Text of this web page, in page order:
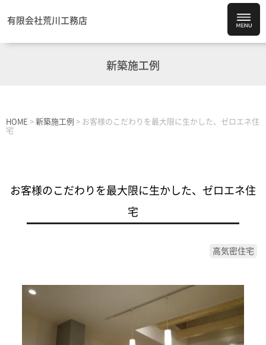
有限会社荒川工務店
新築施工例
HOME > 新築施工例 > お客様のこだわりを最大限に生かした、ゼロエネ住
宅
お客様のこだわりを最大限に生かした、ゼロエネ住
宅
高気密住宅